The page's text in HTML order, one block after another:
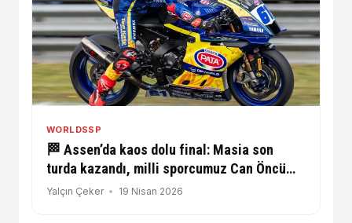
WORLDSSP
🏁 Assen’da kaos dolu final: Masia son
turda kazandı, milli sporcumuz Can Öncü
geriye düştü
Yalçın Çeker 19 Nisan 2026